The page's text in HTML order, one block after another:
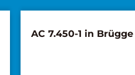
AC 7.450-1 in Brügge